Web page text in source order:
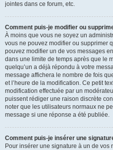
jointes dans ce forum, etc.
Comment puis-je modifier ou
À moins que vous ne soyez un
vous ne pouvez modifier ou supprimer
pouvez modifier un de vos messages
dans une limite de temps après que le
quelqu’un a déjà répondu à votre
message affichera le nombre de fois
et l’heure de la modification. Ce petit
modification effectuée par un
puissent rédiger une raison discrète
noter que les utilisateurs normaux ne
message si une réponse a été publiée.
Comment puis-je insérer une
Pour insérer une signature à un de vos